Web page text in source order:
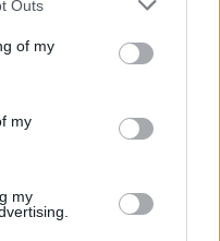
You may click to
its third-party tags to
in below Google
Outs
of my
my
my